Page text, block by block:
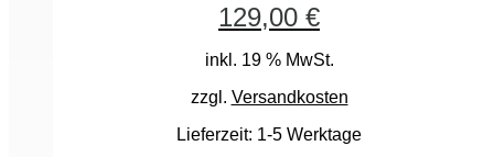
129,00 €
inkl. 19 % MwSt.
zzgl. Versandkosten
Lieferzeit: 1-5 Werktage